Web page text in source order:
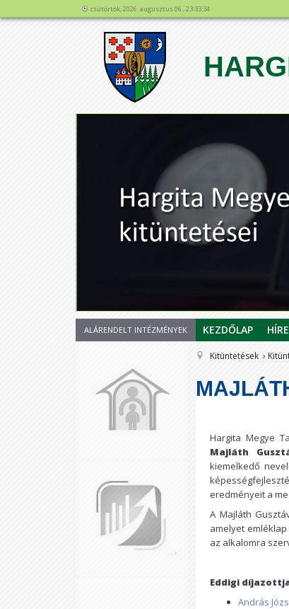
csütörtök, 2026. augusztus 06., 23:33:34
ALÁRENDELT INTÉZMÉNYEK KEZDŐLAP
Kitüntetések
Hargita Megye
Majláth
kiemelkedő
eredményeit a
A Majláth
amelyet
az alkalomra
Eddigi
András